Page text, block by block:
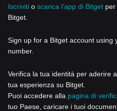
Iscriviti o scarica l’app di Bitget
Bitget.
Sign up for a Bitget account using
number.
Verifica la tua identità per aderire
tua esperienza su Bitget.
Puoi accedere alla pagina di
tuo Paese, caricare i tuoi